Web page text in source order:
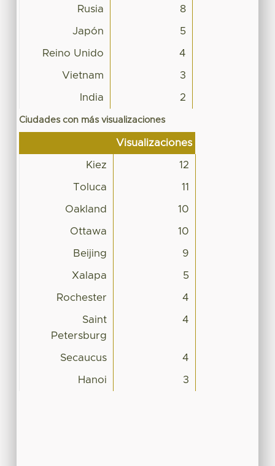
Rusia 8
Japón 5
Reino Unido 4
Vietnam 3
India 2
Ciudades con más visualizaciones
Visualizaciones
Kiez 12
Toluca 11
Oakland 10
Ottawa 10
Beijing 9
Xalapa 5
Rochester 4
Saint
Petersburg
4
Secaucus 4
Hanoi 3